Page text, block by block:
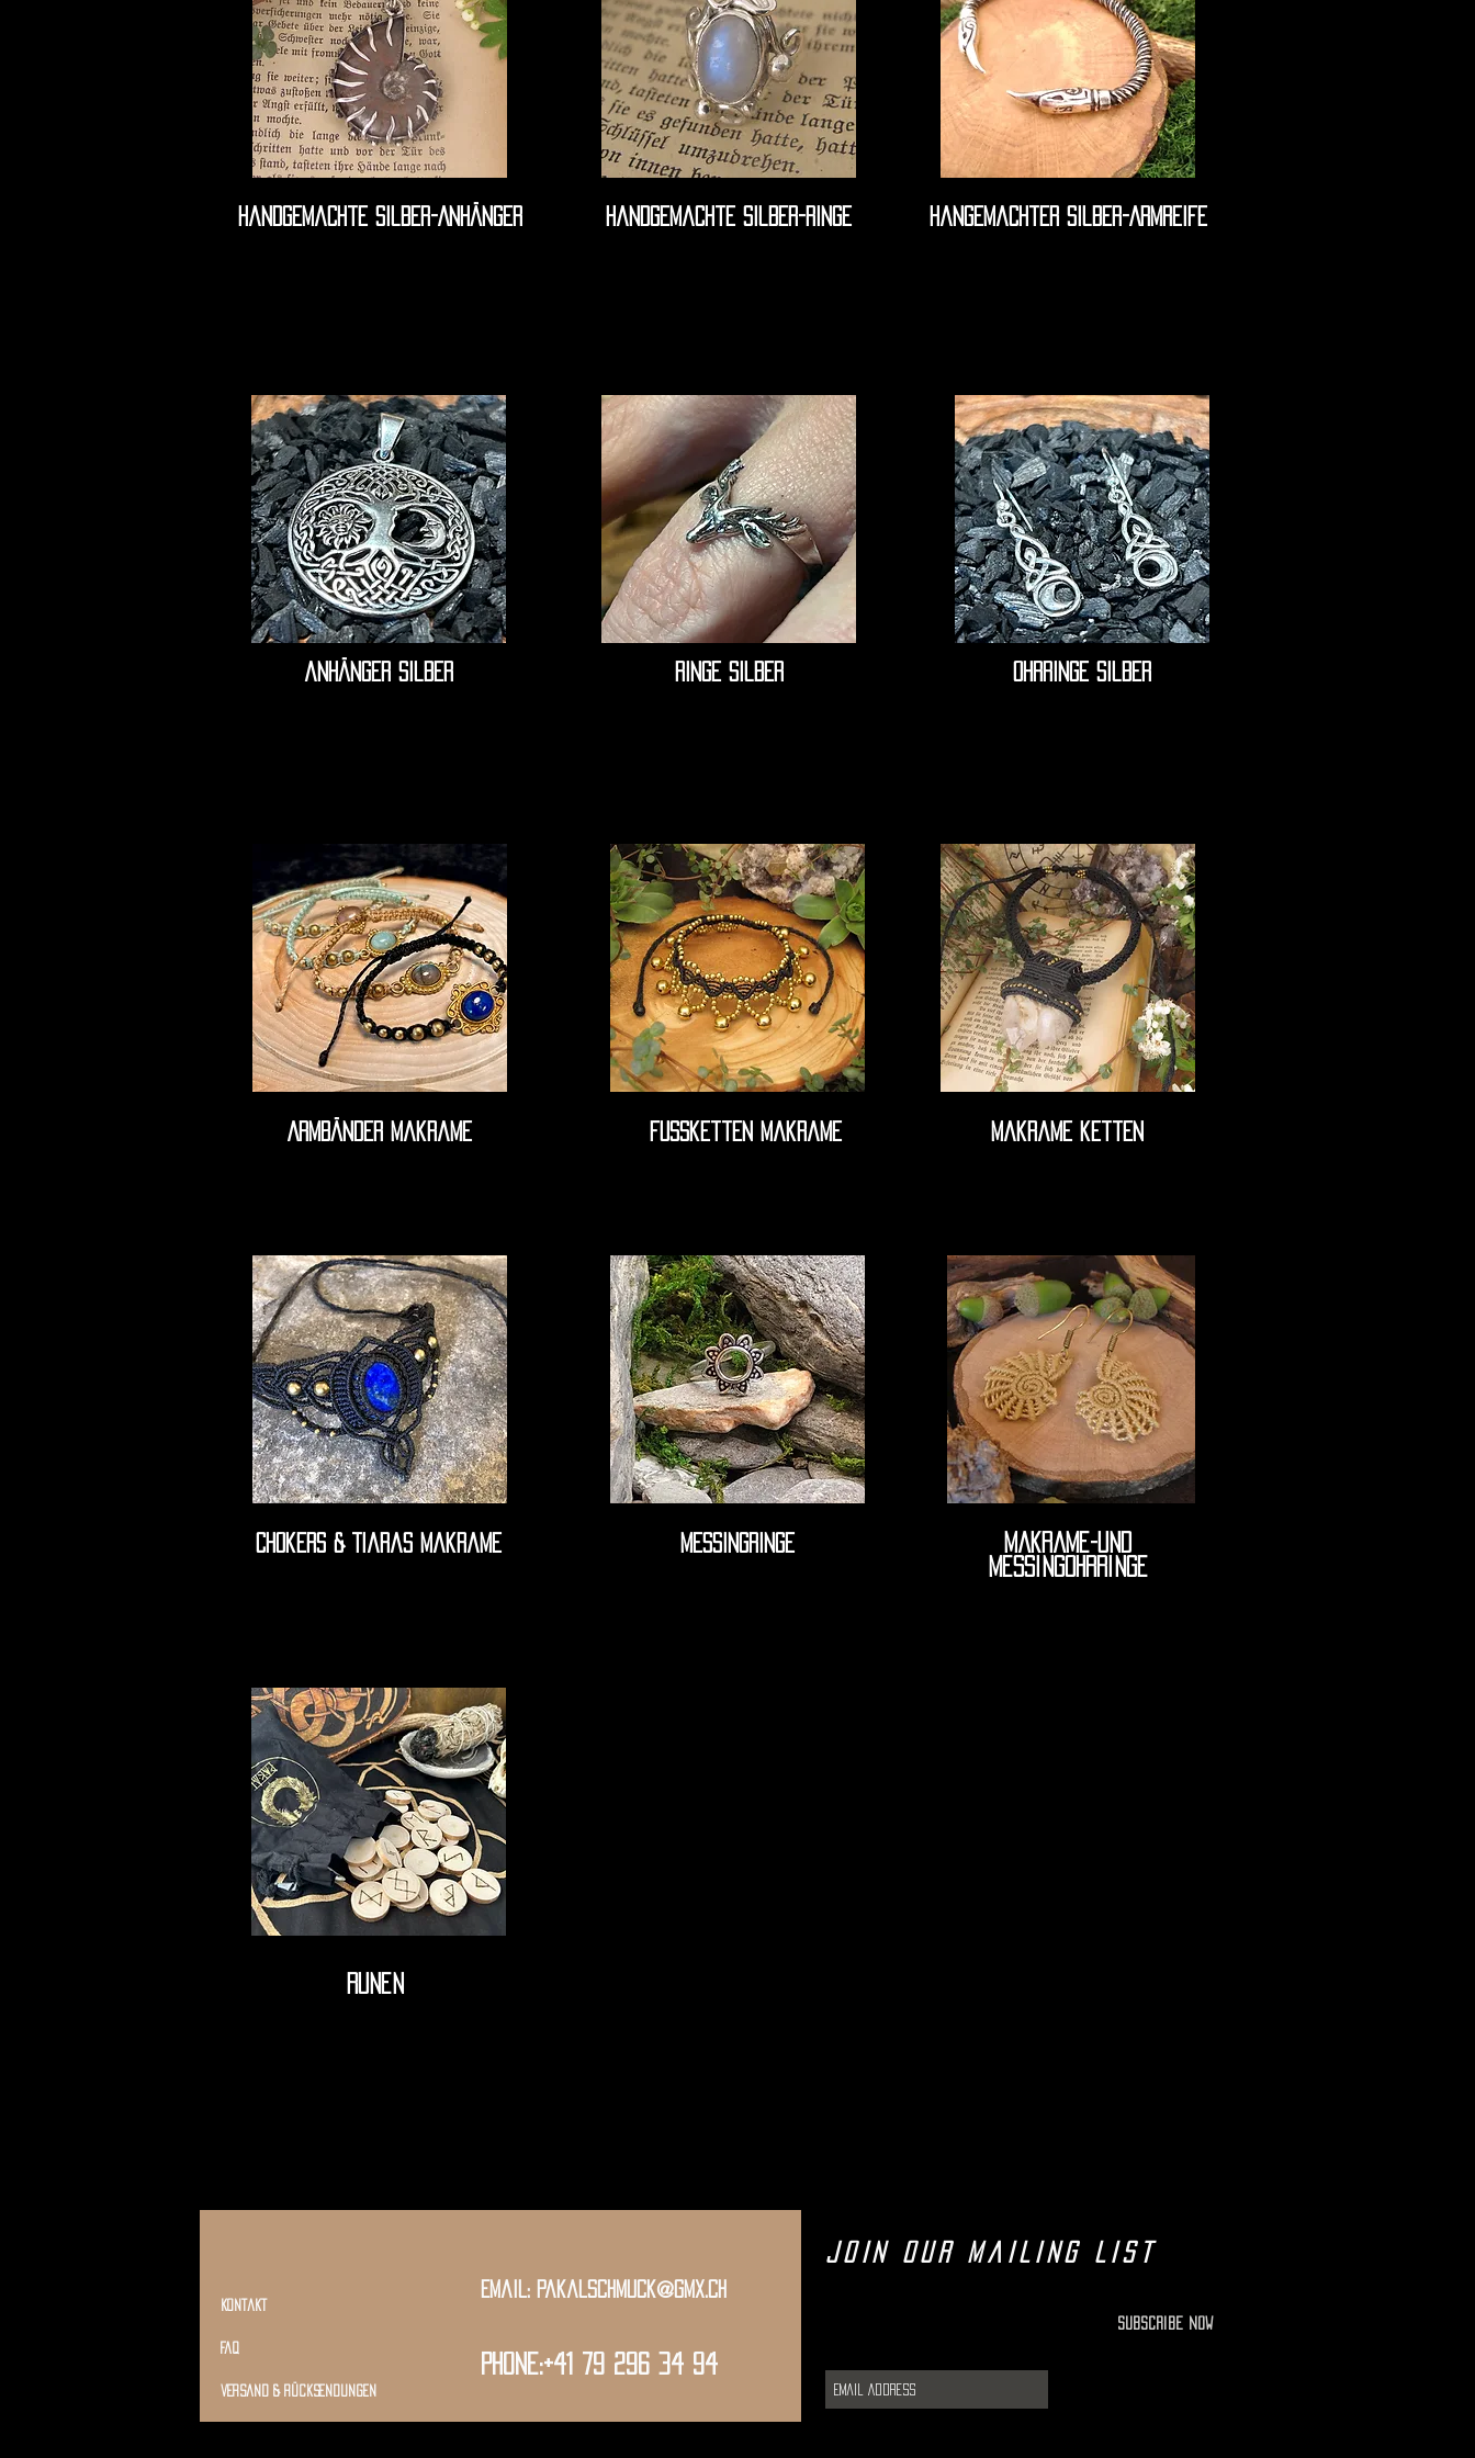
Handgemachte Silber-Anhänger Handgemachte Silber-Ringe Hangemachter Silber-Armreife
anhänger silber ringe silber Ohrringe silber
Armbänder makrame Fussketten makrame makrame ketten
Chokers & Tiaras Makrame Messingringe
makrame-und
messingohrringe
runen
kontakt
Faq
versand & rücksendungen
Join Our Mailing list
Subscribe Now
Email: pakalschmuck@gmx.ch
Phone:+41 79 296 34 94